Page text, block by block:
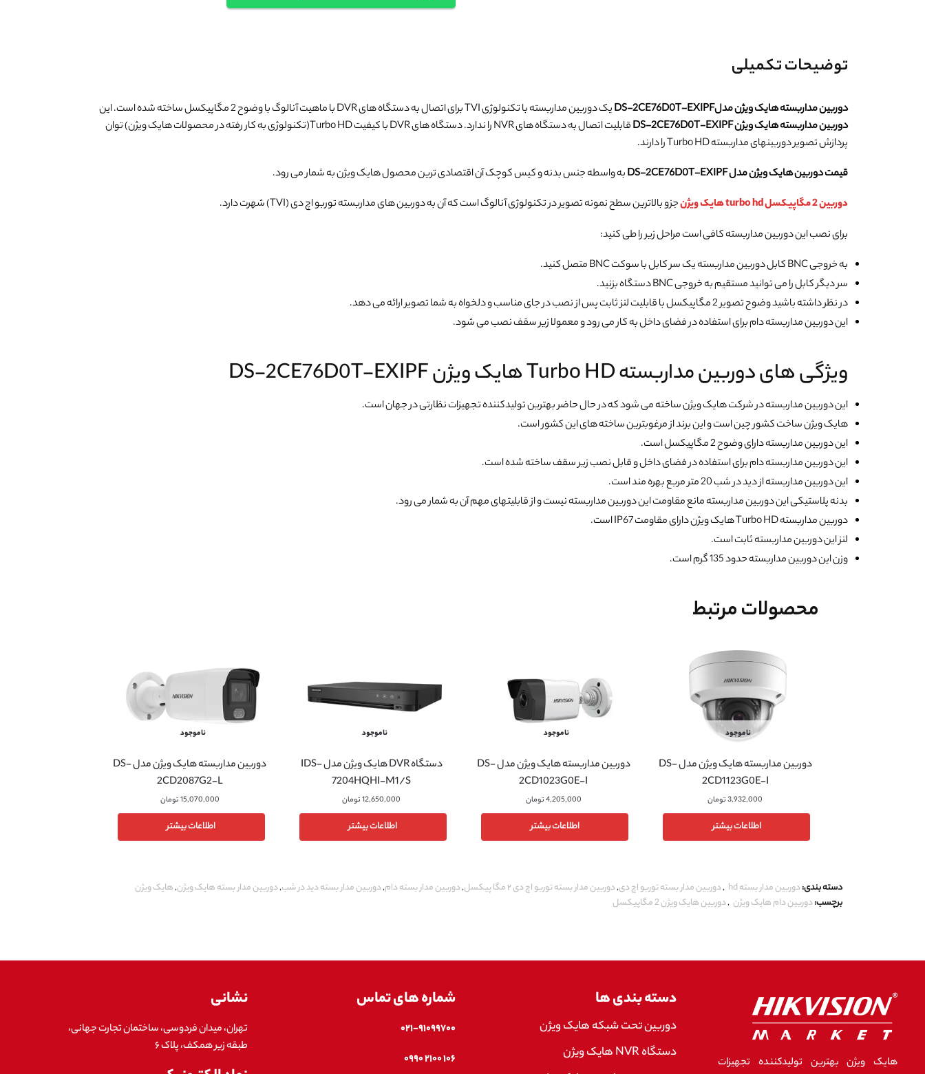
توضیحات تکمیلی
دوربین مداربسته هایک ویژن مدلDS-2CE76D0T-EXIPF
یک دوربین مداربسته با تکنولوژی TVI برای اتصال به دستگاه های DVR با ماهیت آنالوگ با وضوح 2 مگاپیکسل ساخته شده است. این
دوربین مداربسته هایک ویژن DS-2CE76D0T-EXIPF
قابلیت اتصال به دستگاه های NVR را ندارد. دستگاه های DVR با کیفیت Turbo HD(تکنولوژی به کار رفته در محصولات هایک ویژن) توان
پردازش تصویر دوربینهای مداربسته Turbo HD را دارند.
قیمت دوربین هایک ویژن مدل DS-2CE76D0T-EXIPF
به واسطه جنس بدنه و کیس کوچک آن اقتصادی ترین محصول هایک ویژن به شمار می رود.
دوربین 2 مگاپیکسل turbo hd هایک ویژن
جزو بالاترین سطح نمونه تصویر در تکنولوژی آنالوگ است که آن به دوربین های مداربسته توربو اچ دی (TVI) شهرت دارد.
برای نصب این دوربین مداربسته کافی است مراحل زیر را طی کنید:
به خروجی BNC کابل دوربین مداربسته یک سر کابل با سوکت BNC متصل کنید.
سر دیگر کابل را می توانید مستقیم به خروجی BNC دستگاه بزنید.
در نظر داشته باشید وضوح تصویر 2 مگاپیکسل با قابلیت لنز ثابت پس از نصب در جای مناسب و دلخواه به شما تصویر ارائه می دهد.
این دوربین مداربسته دام برای استفاده در فضای داخل به کار می رود و معمولا زیر سقف نصب می شود.
ویژگی های دوربین مداربسته Turbo HD هایک ویژن DS-2CE76D0T-EXIPF
این دوربین مداربسته در شرکت هایک ویژن ساخته می شود که در حال حاضر بهترین تولیدکننده تجهیزات نظارتی در جهان است.
هایک ویژن ساخت کشور چین است و این برند از مرغوبترین ساخته های این کشور است.
این دوربین مداربسته دارای وضوح 2 مگاپیکسل است.
این دوربین مداربسته دام برای استفاده در فضای داخل و قابل نصب زیر سقف ساخته شده است.
این دوربین مداربسته از دید در شب 20 متر مربع بهره مند است.
بدنه پلاستیکی این دوربین مداربسته مانع مقاومت این دوربین مداربسته نیست و از قابلیتهای مهم آن به شمار می رود.
دوربین مداربسته Turbo HD هایک ویژن دارای مقاومت IP67 است.
لنز این دوربین مداربسته ثابت است.
وزن این دوربین مداربسته حدود 135 گرم است.
محصولات مرتبط
ناموجود
دوربین مداربسته هایک ویژن مدل DS-
2CD1123G0E-I
3,932,000تومان
اطلاعات بیشتر
ناموجود
دوربین مداربسته هایک ویژن مدل DS-
2CD1023G0E-I
4,205,000تومان
اطلاعات بیشتر
ناموجود
دستگاه DVR هایک ویژن مدل IDS-
7204HQHI-M1/S
12,650,000تومان
اطلاعات بیشتر
ناموجود
دوربین مداربسته هایک ویژن مدل DS-
2CD2087G2-L
15,070,000تومان
اطلاعات بیشتر
دسته بندی:دوربین مدار بسته hd ,دوربین مدار بسته توربو اچ دی,دوربین مدار بسته توربو اچ دی ۲ مگا پیکسل ,دوربین مدار بسته دام,دوربین مدار بسته دید در شب,دوربین مدار بسته هایک ویژن,هایک ویژن
برچسب:دوربین دام هایک ویژن ,دوربین هایک ویژن 2 مگاپیکسل
هایک ویژن بهترین تولیدکننده تجهیزات
دسته بندی ها
دوربین تحت شبکه هایک ویژن
دستگاه NVR هایک ویژن
شماره های تماس
۰۲۱-۹۱۰۹۹۷۰۰
۱۰۶ ۲۱۰۰ ۰۹۹۰
نشانی
تهران، میدان فردوسی، ساختمان تجارت جهانی،
طبقه زیر همکف، پلاک ۶